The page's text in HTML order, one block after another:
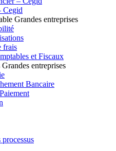
Cegid
Grandes entreprises
frais
et Fiscaux
entreprises
Bancaire